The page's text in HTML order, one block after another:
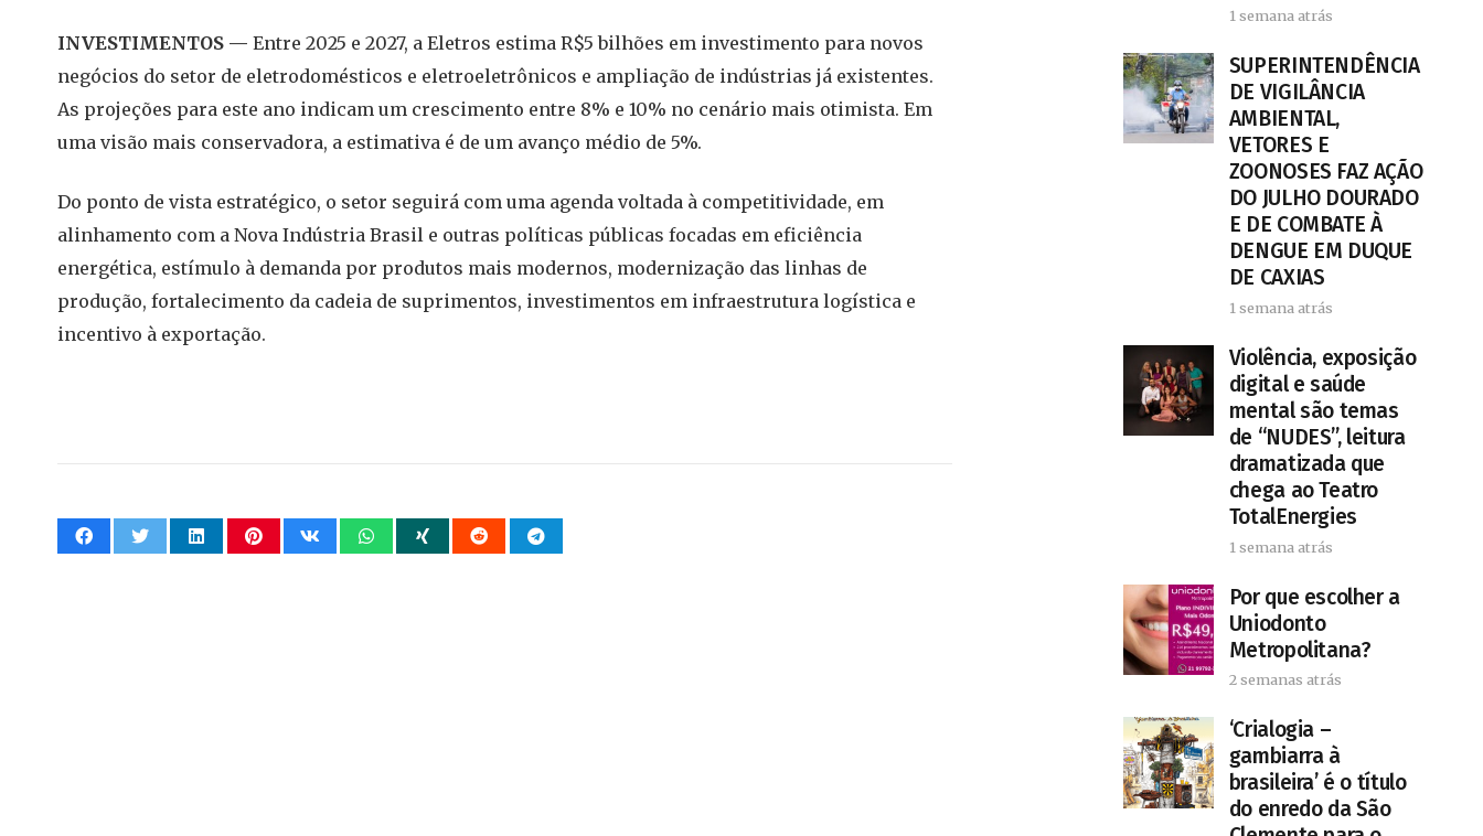
INVESTIMENTOS — Entre 2025 e 2027, a Eletros estima R$5 bilhões em investimento para novos
negócios do setor de eletrodomésticos e eletroeletrônicos e ampliação de indústrias já existentes.
As projeções para este ano indicam um crescimento entre 8% e 10% no cenário mais otimista. Em
uma visão mais conservadora, a estimativa é de um avanço médio de 5%.
Do ponto de vista estratégico, o setor seguirá com uma agenda voltada à competitividade, em
alinhamento com a Nova Indústria Brasil e outras políticas públicas focadas em eficiência
energética, estímulo à demanda por produtos mais modernos, modernização das linhas de
produção, fortalecimento da cadeia de suprimentos, investimentos em infraestrutura logística e
incentivo à exportação.
1 semana atrás
SUPERINTENDÊNCIA
DE VIGILÂNCIA
AMBIENTAL,
VETORES E
ZOONOSES FAZ AÇÃO
DO JULHO DOURADO
E DE COMBATE À
DENGUE EM DUQUE
DE CAXIAS
1 semana atrás
Violência, exposição
digital e saúde
mental são temas
de “NUDES”, leitura
dramatizada que
chega ao Teatro
TotalEnergies
1 semana atrás
Por que escolher a
Uniodonto
Metropolitana?
2 semanas atrás
‘Crialogia –
gambiarra à
brasileira’ é o título
do enredo da São